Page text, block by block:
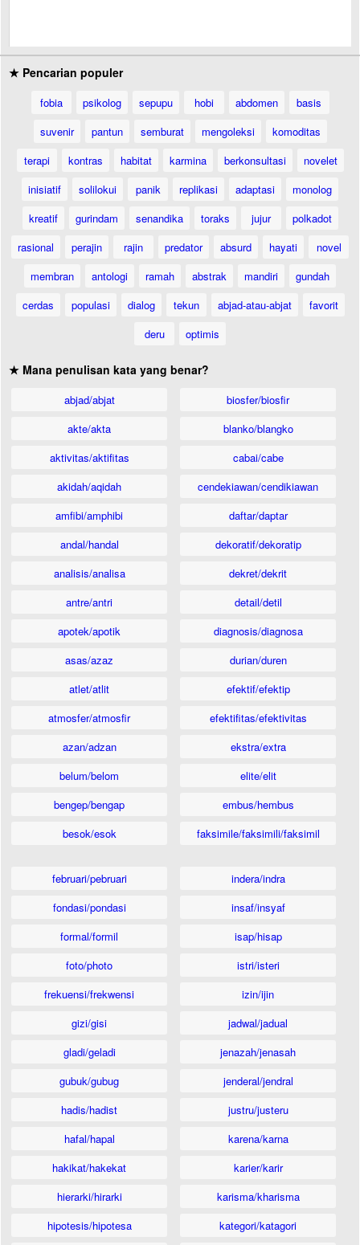
★ Pencarian populer
fobia psikolog sepupu hobi abdomen
basis
suvenir
pantun semburat mengoleksi
komoditas
terapi
kontras habitat karmina berkonsultasi
novelet
inisiatif
solilokui panik replikasi adaptasi
monolog
kreatif
gurindam senandika toraks jujur
polkadot
rasional
perajin rajin predator absurd hayati
novel
membran
antologi ramah abstrak mandiri
gundah
cerdas
populasi dialog tekun abjad-atau-abjat
favorit
deru
optimis
★ Mana penulisan kata yang benar?
abjad/abjat
akte/akta
aktivitas/aktifitas
akidah/aqidah
amfibi/amphibi
andal/handal
analisis/analisa
antre/antri
apotek/apotik
asas/azaz
atlet/atlit
atmosfer/atmosfir
azan/adzan
belum/belom
bengep/bengap
besok/esok
biosfer/biosfir
blanko/blangko
cabai/cabe
cendekiawan/cendikiawan
daftar/daptar
dekoratif/dekoratip
dekret/dekrit
detail/detil
diagnosis/diagnosa
durian/duren
efektif/efektip
efektifitas/efektivitas
ekstra/extra
elite/elit
embus/hembus
faksimile/faksimili/faksimil
februari/pebruari
fondasi/pondasi
formal/formil
foto/photo
frekuensi/frekwensi
gizi/gisi
gladi/geladi
gubuk/gubug
hadis/hadist
hafal/hapal
hakikat/hakekat
hierarki/hirarki
hipotesis/hipotesa
indera/indra
insaf/insyaf
isap/hisap
istri/isteri
izin/ijin
jadwal/jadual
jenazah/jenasah
jenderal/jendral
justru/justeru
karena/karna
karier/karir
karisma/kharisma
kategori/katagori